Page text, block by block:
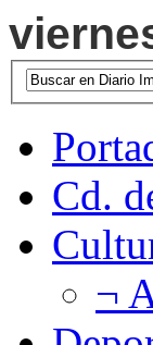
Cd.
¬